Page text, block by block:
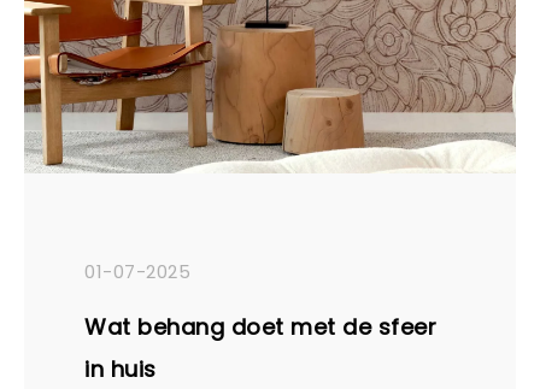
01-07-2025
Wat behang doet met de sfeer
in huis